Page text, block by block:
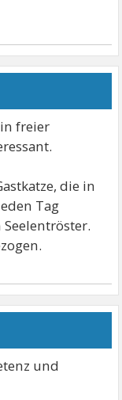
freier
die in
Tag
und